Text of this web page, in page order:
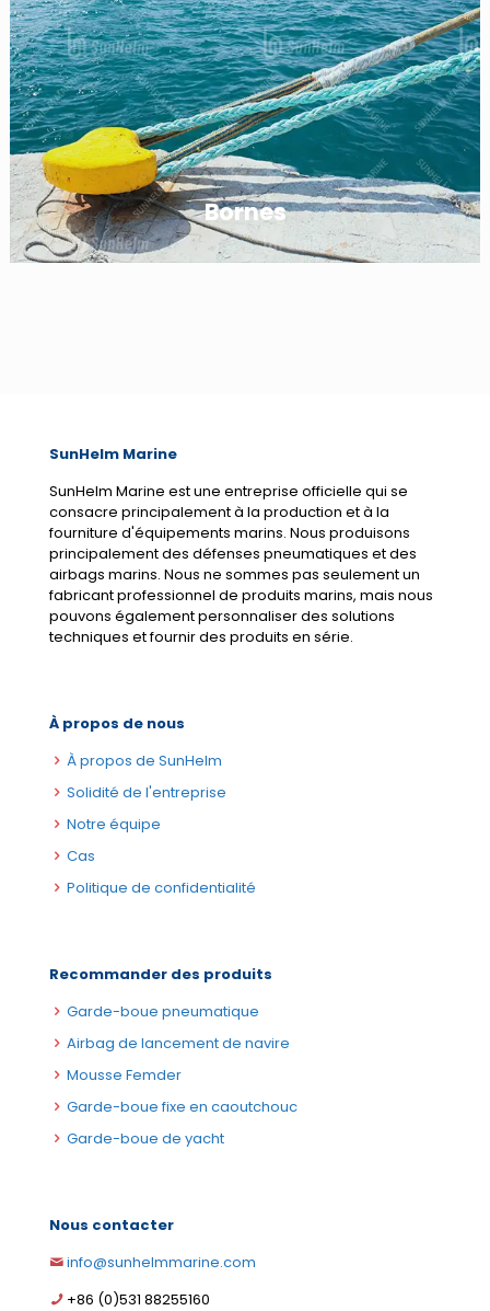
Bornes
SunHelm Marine
SunHelm Marine est une entreprise officielle qui se
consacre principalement à la production et à la
fourniture d'équipements marins. Nous produisons
principalement des défenses pneumatiques et des
airbags marins. Nous ne sommes pas seulement un
fabricant professionnel de produits marins, mais nous
pouvons également personnaliser des solutions
techniques et fournir des produits en série.
À propos de nous
À propos de SunHelm
Solidité de l'entreprise
Notre équipe
Cas
Politique de confidentialité
Recommander des produits
Garde-boue pneumatique
Airbag de lancement de navire
Mousse Femder
Garde-boue fixe en caoutchouc
Garde-boue de yacht
Nous contacter
info@sunhelmmarine.com
+86 (0)531 88255160
German